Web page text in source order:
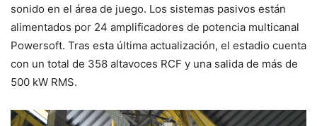
sonido en el área de juego. Los sistemas pasivos están
alimentados por 24 amplificadores de potencia multicanal
Powersoft. Tras esta última actualización, el estadio cuenta
con un total de 358 altavoces RCF y una salida de más de
500 kW RMS.